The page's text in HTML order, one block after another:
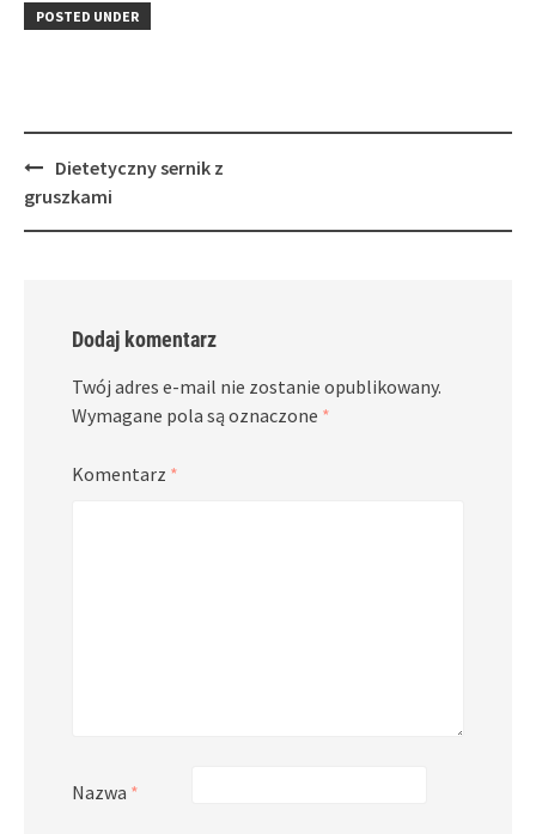
in
new
window)
POSTED UNDER
Post
navigation
Dietetyczny sernik z
gruszkami
Dodaj komentarz
Twój adres e-mail nie zostanie opublikowany.
Wymagane pola są oznaczone *
Komentarz *
Nazwa *